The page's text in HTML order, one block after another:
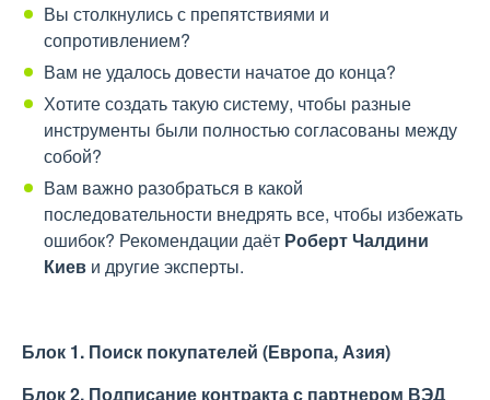
Вы столкнулись с препятствиями и
сопротивлением?
Вам не удалось довести начатое до конца?
Хотите создать такую систему, чтобы разные
инструменты были полностью согласованы между
собой?
Вам важно разобраться в какой
последовательности внедрять все, чтобы избежать
ошибок? Рекомендации даёт Роберт Чалдини
Киев и другие эксперты.
Блок 1. Поиск покупателей (Европа, Азия)
Блок 2. Подписание контракта с партнером ВЭД